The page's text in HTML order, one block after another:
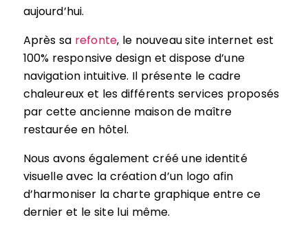
aujourd’hui.
Après sa refonte, le nouveau site internet est
100% responsive design et dispose d’une
navigation intuitive. Il présente le cadre
chaleureux et les différents services proposés
par cette ancienne maison de maître
restaurée en hôtel.
Nous avons également créé une identité
visuelle avec la création d’un logo afin
d’harmoniser la charte graphique entre ce
dernier et le site lui même.